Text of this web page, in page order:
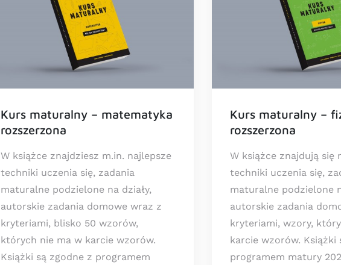
Kurs maturalny – matematyka
rozszerzona
W książce znajdziesz m.in. najlepsze
techniki uczenia się, zadania
maturalne podzielone na działy,
autorskie zadania domowe wraz z
kryteriami, blisko 50 wzorów,
których nie ma w karcie wzorów.
Książki są zgodne z programem
Kurs maturalny –
rozszerzona
W książce znajdują się
techniki uczenia się,
maturalne podzielone
autorskie zadania
kryteriami, wzory,
karcie wzorów. Książki
programem matury